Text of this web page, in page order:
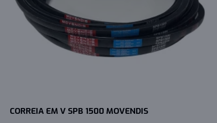
CORREIA EM V SPB 1500 MOVENDIS